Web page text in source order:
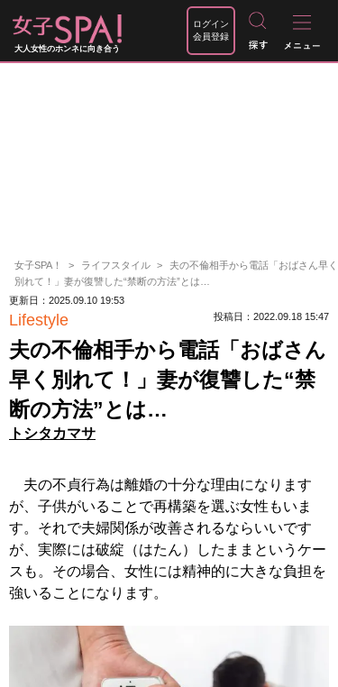
大人女性のホンネに向き合う
ログイン
会員登録
女子SPA！ ライフスタイル
夫の不倫相手から電話「おばさん早く
別れて！」妻が復讐した“禁断の方法”とは…
更新日：2025.09.10 19:53
Lifestyle 投稿日：2022.09.18 15:47
夫の不倫相手から電話「おばさん
早く別れて！」妻が復讐した“禁
断の方法”とは…
トシタカマサ
夫の不貞行為は離婚の十分な理由になります
が、子供がいることで再構築を選ぶ女性もいま
す。それで夫婦関係が改善されるならいいです
が、実際には破綻（はたん）したままというケー
スも。その場合、女性には精神的に大きな負担を
強いることになります。